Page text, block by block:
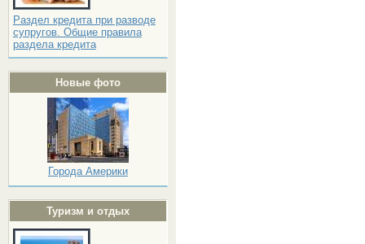
Раздел кредита при разводе
супругов. Общие правила
раздела кредита
Новые фото
Города Америки
Туризм и отдых